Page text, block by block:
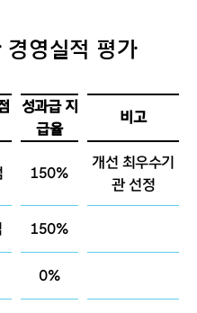
경영실적 평가
성과급 지
급율
비고
150%
개선 최우수기
관 선정
150%
0%